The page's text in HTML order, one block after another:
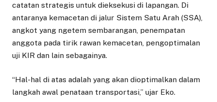
catatan strategis untuk dieksekusi di lapangan. Di
antaranya kemacetan di jalur Sistem Satu Arah (SSA),
angkot yang ngetem sembarangan, penempatan
anggota pada tirik rawan kemacetan, pengoptimalan
uji KIR dan lain sebagainya.
“Hal-hal di atas adalah yang akan dioptimalkan dalam
langkah awal penataan transportasi,” ujar Eko.